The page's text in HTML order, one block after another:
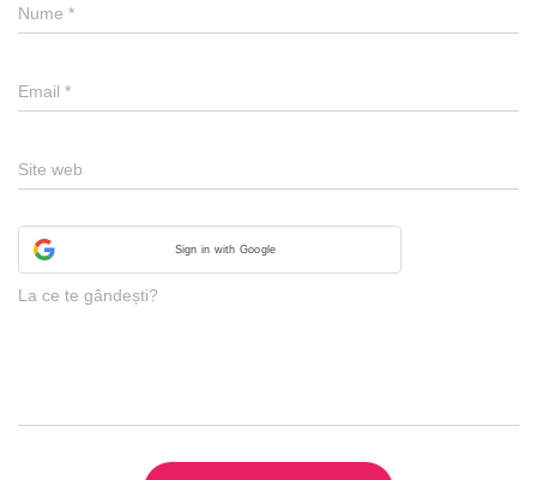
Nume *
Email *
Site web
Sign in with Google
La ce te gândești?